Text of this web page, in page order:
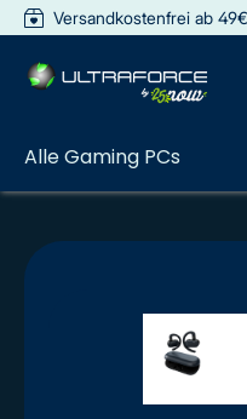
springen Zur
Versandkostenfrei ab 49€
Alle Gaming PCs